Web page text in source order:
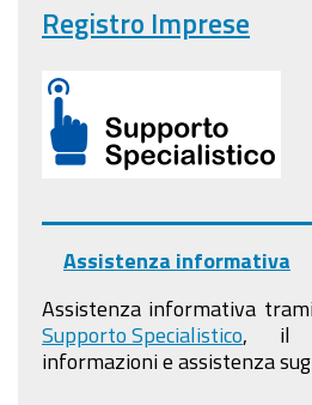
Registro Imprese
Assistenza informativa
Assistenza informativa
Supporto Specialistico , il
informazioni e assistenza